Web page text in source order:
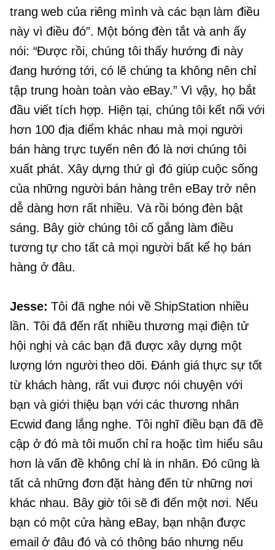
trang web của riêng mình và các bạn làm điều
này vì điều đó”. Một bóng đèn tắt và anh ấy
nói: “Được rồi, chúng tôi thấy hướng đi này
đang hướng tới, có lẽ chúng ta không nên chỉ
tập trung hoàn toàn vào eBay.” Vì vậy, họ bắt
đầu viết tích hợp. Hiện tại, chúng tôi kết nối với
hơn 100 địa điểm khác nhau mà mọi người
bán hàng trực tuyến nên đó là nơi chúng tôi
xuất phát. Xây dựng thứ gì đó giúp cuộc sống
của những người bán hàng trên eBay trở nên
dễ dàng hơn rất nhiều. Và rồi bóng đèn bật
sáng. Bây giờ chúng tôi cố gắng làm điều
tương tự cho tất cả mọi người bất kể họ bán
hàng ở đâu.
Jesse: Tôi đã nghe nói về ShipStation nhiều
lần. Tôi đã đến rất nhiềuthương mại điện tử
hội nghị và các bạn đã được xây dựng một
lượng lớn người theo dõi. Đánh giá thực sự tốt
từ khách hàng, rất vui được nói chuyện với
bạn và giới thiệu bạn với các thương nhân
Ecwid đang lắng nghe. Tôi nghĩ điều bạn đã đề
cập ở đó mà tôi muốn chỉ ra hoặc tìm hiểu sâu
hơn là vấn đề không chỉ là in nhãn. Đó cũng là
tất cả những đơn đặt hàng đến từ những nơi
khác nhau. Bây giờ tôi sẽ đi đến một nơi. Nếu
bạn có một cửa hàng eBay, bạn nhận được
email ở đâu đó và có thông báo nhưng nếu